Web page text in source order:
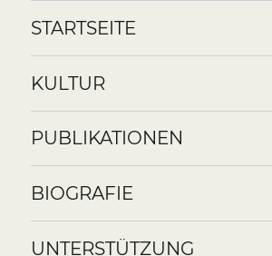
STARTSEITE
KULTUR
PUBLIKATIONEN
BIOGRAFIE
UNTERSTÜTZUNG